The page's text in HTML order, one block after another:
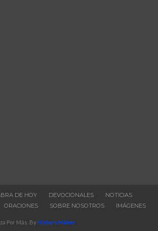
DE HOY DEVOCIONALES
NOTICIAS
ORACIONES SOBRE NOSOTROS IMÁGENES
Por Más. ByHistory Maker